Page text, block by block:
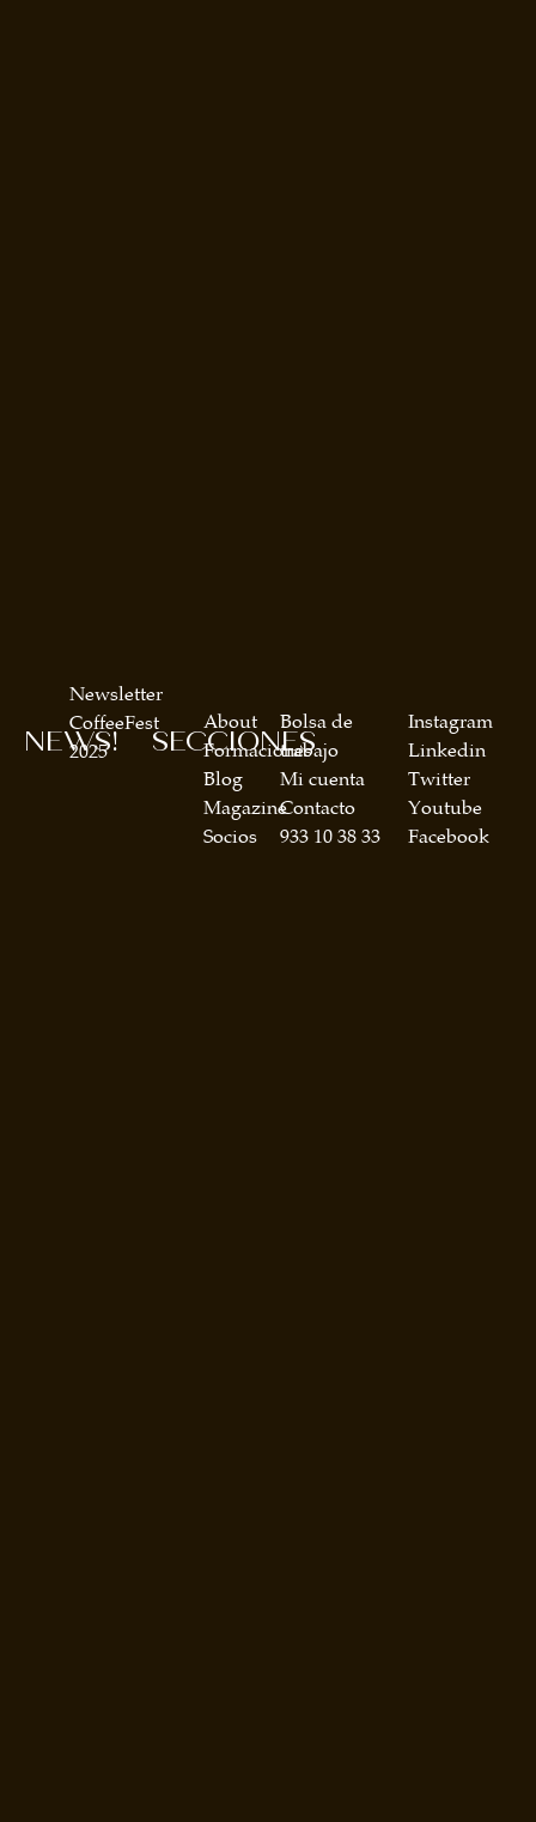
SECCIONES
About
Formaciones
Blog
Magazine
Socios
Bolsa de
trabajo
Mi cuenta
Contacto
933 10 38 33
NEWS!
Newsletter
CoffeeFest
2025
Instagram
Linkedin
Twitter
Youtube
Facebook